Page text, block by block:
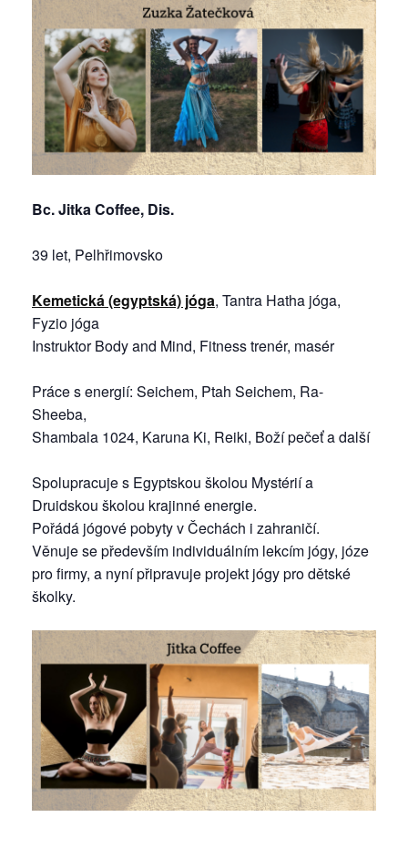
Bc. Jitka Coffee, Dis.
39 let, Pelhřimovsko
Kemetická (egyptská) jóga, Tantra Hatha jóga,
Fyzio jóga
Instruktor Body and Mind, Fitness trenér, masér
Práce s energií: Seichem, Ptah Seichem, Ra-
Sheeba,
Shambala 1024, Karuna Ki, Reiki, Boží pečeť a další
Spolupracuje s Egyptskou školou Mystérií a
Druidskou školou krajinné energie.
Pořádá jógové pobyty v Čechách i zahraničí.
Věnuje se především individuálním lekcím jógy, józe
pro firmy, a nyní připravuje projekt jógy pro dětské
školky.